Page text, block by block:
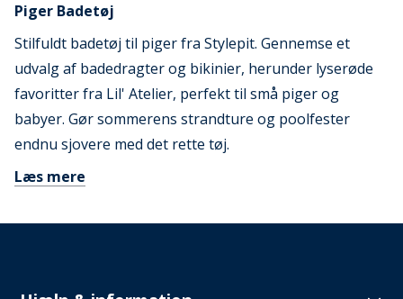
Piger Badetøj
Stilfuldt badetøj til piger fra Stylepit. Gennemse et
udvalg af badedragter og bikinier, herunder lyserøde
favoritter fra Lil' Atelier, perfekt til små piger og
babyer. Gør sommerens strandture og poolfester
endnu sjovere med det rette tøj.
Læs mere